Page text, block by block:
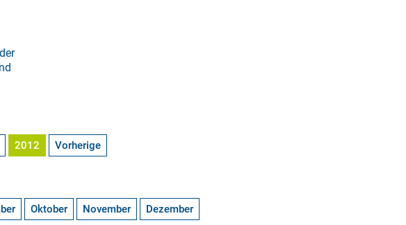
2012 Vorherige
Oktober November Dezember